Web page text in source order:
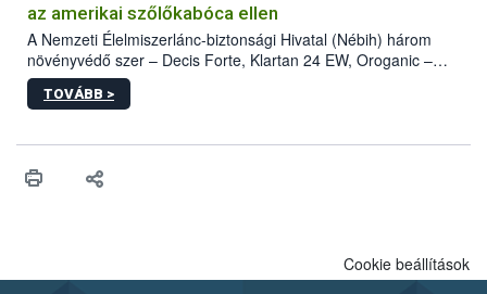
az amerikai szőlőkabóca ellen
A Nemzeti Élelmiszerlánc-biztonsági Hivatal (Nébih) három
növényvédő szer – Decis Forte, Klartan 24 EW, Oroganic –
engedélyokiratát módosította, így azok a szüretet követően,
egészen a vesszőérettség (BBCH 91) stádiumáig
érésű szőlőkben is legyen lehetőség a károsító elleni további
felhasználók számára is elérhető és ökológiai termesztésben is
TOVÁBB >
Cookie beállítások